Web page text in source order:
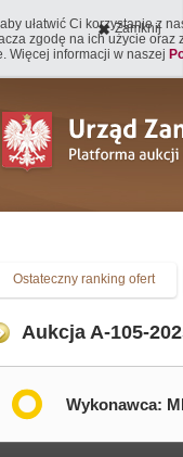
ułatwić Ci korzystanie z
zgodę na ich użycie
Więcej informacji w naszej
Zamknij
Ostateczny ranking ofert
Aukcja A-105-
Wykonawca: